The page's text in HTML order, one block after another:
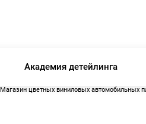
Академия детейлинга
Магазин цветных виниловых автомобильных